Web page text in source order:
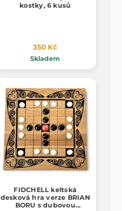
kostky, 6 kusů
350 Kč
Skladem
FIDCHELL keltská
desková hra verze BRIAN
BORU s dubovou